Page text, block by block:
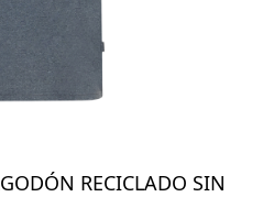
RECICLADO SIN